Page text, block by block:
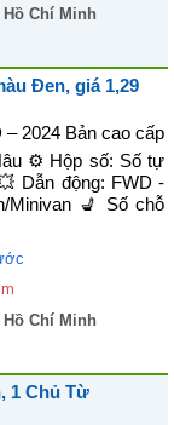
Hồ Chí Minh
Đen, giá 1,29
– 2024 Bản cao cấp
⚙️ Hộp số: Số tự
Dẫn động: FWD -
Minivan 💺 Số chỗ
Hồ Chí Minh
1 Chủ Từ